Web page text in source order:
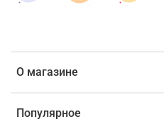
О магазине
Популярное